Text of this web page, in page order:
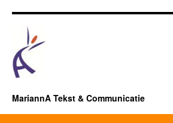
MariannA Tekst & Communicatie